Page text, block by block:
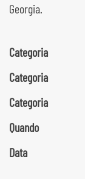
Georgia.
Categoria
Categoria
Categoria
Quando
Data